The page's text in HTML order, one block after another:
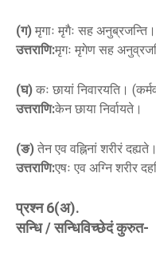
(ग) मृगाः मृगैः सह
उत्तराणि:मृगः मृगेण सह
(घ) कः छायां निवारयति।
उत्तराणि:केन छाया निर्वायते।
(ङ) तेन एव वह्निनां शरीरं
उत्तराणि:एषः एव अग्नि शरीर
प्रश्न 6(अ).
सन्धि / सन्धिविच्छेदं कुरुत-